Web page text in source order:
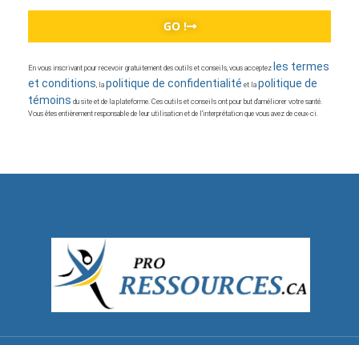
GO !
En vous inscrivant pour recevoir gratuitement des outils et conseils, vous acceptez les termes
et conditions, la politique de confidentialité et la politique de
témoins du site et de la plateforme. Ces outils et conseils ont pour but d’améliorer votre santé.
Vous êtes entièrement responsable de leur utilisation et de l’interprétation que vous avez de ceux-ci.